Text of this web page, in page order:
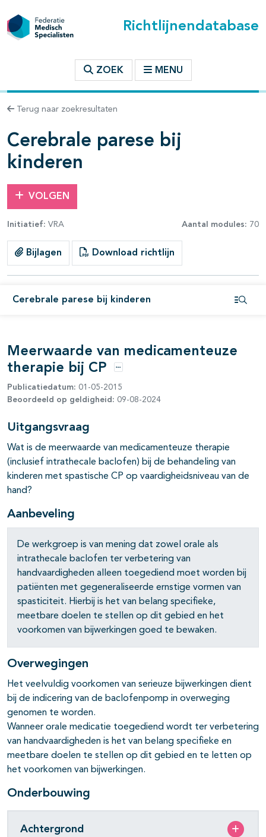
Richtlijnendatabase
ZOEK MENU
Terug naar zoekresultaten
Cerebrale parese bij
kinderen
VOLGEN
Initiatief: VRA Aantal modules: 70
Bijlagen Download richtlijn
Cerebrale parese bij kinderen
binnen deze richtlijn
open- en dichtklappen
open- en dichtklappen
open- en dichtklappen
open- en dichtklappen
Meerwaarde van medicamenteuze
therapie bij CP
Opties
Publicatiedatum: 01-05-2015
Beoordeeld op geldigheid: 09-08-2024
Uitgangsvraag
Wat is de meerwaarde van medicamenteuze therapie
(inclusief intrathecale baclofen) bij de behandeling van
kinderen met spastische CP op vaardigheidsniveau van de
hand?
Aanbeveling
De werkgroep is van mening dat zowel orale als
intrathecale baclofen ter verbetering van
handvaardigheden alleen toegediend moet worden bij
patiënten met gegeneraliseerde ernstige vormen van
spasticiteit. Hierbij is het van belang specifieke,
meetbare doelen te stellen op dit gebied en het
voorkomen van bijwerkingen goed te bewaken.
Overwegingen
Het veelvuldig voorkomen van serieuze bijwerkingen dient
bij de indicering van de baclofenpomp in overweging
genomen te worden.
Wanneer orale medicatie toegediend wordt ter verbetering
van handvaardigheden is het van belang specifieke en
meetbare doelen te stellen op dit gebied en te letten op
het voorkomen van bijwerkingen.
Onderbouwing
Achtergrond